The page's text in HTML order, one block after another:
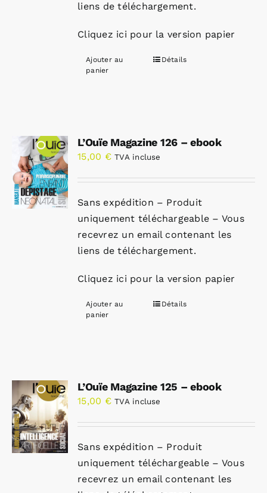
liens de téléchargement.
Cliquez ici pour la version papier
Ajouter au
panier
Détails
L’Ouïe Magazine 126 – ebook
15,00 € TVA incluse
Sans expédition – Produit
uniquement téléchargeable – Vous
recevrez un email contenant les
liens de téléchargement.
Cliquez ici pour la version papier
Ajouter au
panier
Détails
L’Ouïe Magazine 125 – ebook
15,00 € TVA incluse
Sans expédition – Produit
uniquement téléchargeable – Vous
recevrez un email contenant les